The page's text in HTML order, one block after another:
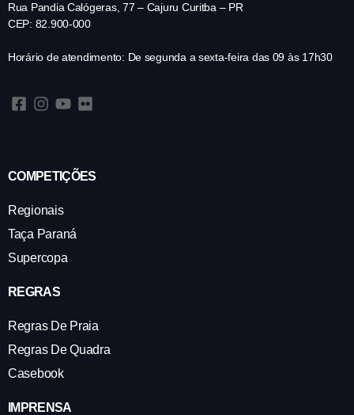
Rua Pandia Calógeras, 77 – Cajuru Curitba – PR
CEP: 82.900-000
Horário de atendimento: De segunda a sexta-feira das 09 às 17h30
COMPETIÇÕES
Regionais
Taça Paraná
Supercopa
REGRAS
Regras De Praia
Regras De Quadra
Casebook
IMPRENSA